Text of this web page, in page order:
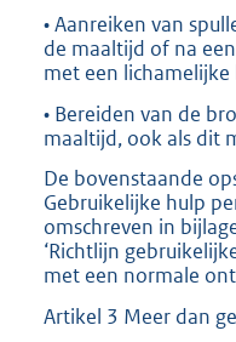
• Aanreiken van
de maaltijd of na
met een
• Bereiden van de
maaltijd, ook als dit
De bovenstaande
Gebruikelijke hulp
omschreven in
‘Richtlijn
met een normale
Artikel 3 Meer dan